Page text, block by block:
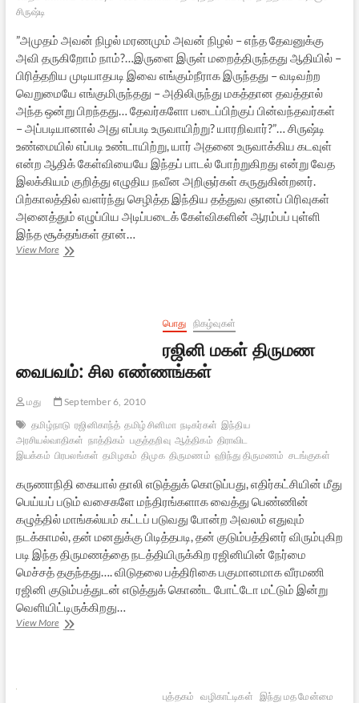
சிருஷ்டி
”அமுதம் அவன் நிழல் மரணமும் அவன் நிழல் – எந்த தேவனுக்கு
அவி தருகிறோம் நாம்?…இருளை இருள் மறைத்திருந்தது ஆதியில் –
பிரித்தறிய முடியாதபடி இவை எங்கும்நீராக இருந்தது – வடிவற்ற
வெறுமையே எங்குமிருந்தது – அதிலிருந்து மகத்தான தவத்தால்
அந்த ஒன்று பிறந்தது… தேவர்களோ படைப்பிற்குப் பின்வந்தவர்கள்
– அப்படியானால் அது எப்படி உருவாயிற்று? யாரறிவார்?”… சிருஷ்டி
உண்மையில் எப்படி உண்டாயிற்று, யார் அதனை உருவாக்கிய கடவுள்
என்ற ஆதிக் கேள்வியையே இந்தப் பாடல் போற்றுகிறது என்று வேத
இலக்கியம் குறித்து எழுதிய நவீன அறிஞர்கள் கருதுகின்றனர்.
பிற்காலத்தில் வளர்ந்து செழித்த இந்திய தத்துவ ஞானப் பிரிவுகள்
அனைத்தும் எழுப்பிய அடிப்படைக் கேள்விகளின் ஆரம்பப் புள்ளி
இந்த சூக்தங்கள் தான்…
View Moreரிக்வேதத்தின்
பொது நிகழ்வுகள்
ரஜினி மகள் திருமண
வைபவம்: சில எண்ணங்கள்
மது
September 6, 2010
தமிழ்நாடு ரஜினிகாந்த் தமிழ் சினிமா நடிகர்கள் இந்திய
அரசியல்வாதிகள் நாத்திகம் பகுத்தறிவு ஆத்திகம் திராவிட
இயக்கம் பிரபலங்கள் தமிழகம் திமுக திருமணம் ஹிந்து திருமணம் சடங்குகள்
கருணாநிதி கையால் தாலி எடுத்துக் கொடுப்பது, எதிர்கட்சியின் மீது
பெய்யப் படும் வசைகளே மந்திரங்களாக வைத்து பெண்ணின்
கழுத்தில் மாங்கல்யம் கட்டப் படுவது போன்ற அவலம் எதுவும்
நடக்காமல், தன் மனதுக்கு பிடித்தபடி, தன் குடும்பத்தினர் விரும்புகிற
படி இந்த திருமணத்தை நடத்தியிருக்கிற ரஜினியின் நேர்மை
மெச்சத் தகுந்தது…. விடுதலை பத்திரிகை பகுமானமாக வீரமணி
ரஜினி குடும்பத்துடன் எடுத்துக் கொண்ட போட்டோ மட்டும் இன்று
வெளியிட்டிருக்கிறது…
View Moreரஜினி
புத்தகம் வழிகாட்டிகள் இந்து மத மேன்மை